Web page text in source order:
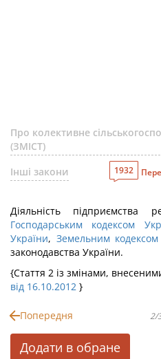
Про колективне
(ЗМІСТ)
Інші закони
1932
Діяльність підприємства
Господарським кодексом
України, Земельним кодексом
законодавства України.
{Стаття 2 із змінами,
від 16.10.2012 }
Попередня 2/
Додати в обране